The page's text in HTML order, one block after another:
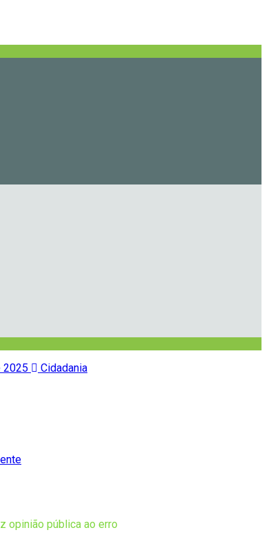
2025
Cidadania
opinião pública ao erro